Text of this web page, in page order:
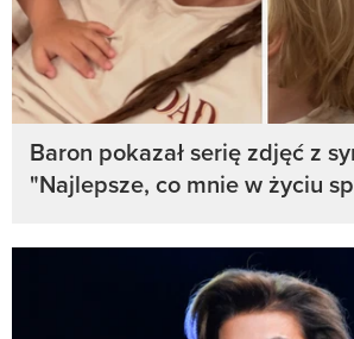
Baron pokazał serię zdjęć z
"Najlepsze, co mnie w życiu